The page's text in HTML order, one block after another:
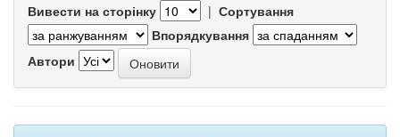
Вивести на сторінку | Сортування
Впорядкування
Автори